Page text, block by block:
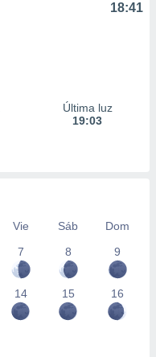
18:41
Última luz
19:03
Vie Sáb
Dom
7
8 9
14 15 16